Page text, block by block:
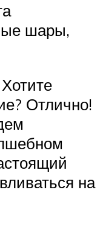
шары,
Отлично!
на